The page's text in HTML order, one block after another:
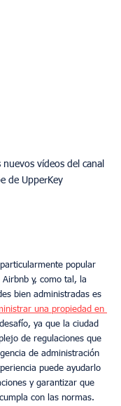
vídeos del canal
de UpperKey
popular
y, como tal, la
bien administradas es
una propiedad en
ya que la ciudad
de regulaciones que
de administración
puede ayudarlo
y garantizar que
con las normas.